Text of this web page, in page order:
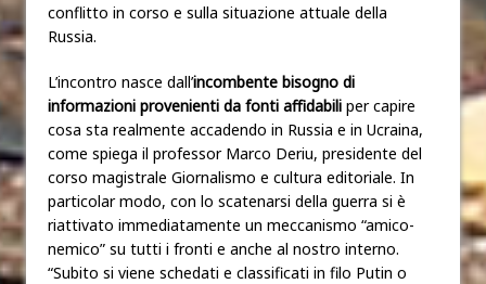
conflitto in corso e sulla situazione attuale della
Russia.
L’incontro nasce dall’incombente bisogno di
informazioni provenienti da fonti affidabili per capire
cosa sta realmente accadendo in Russia e in Ucraina,
come spiega il professor Marco Deriu, presidente del
corso magistrale Giornalismo e cultura editoriale. In
particolar modo, con lo scatenarsi della guerra si è
riattivato immediatamente un meccanismo “amico-
nemico” su tutti i fronti e anche al nostro interno.
“Subito si viene schedati e classificati in filo Putin o